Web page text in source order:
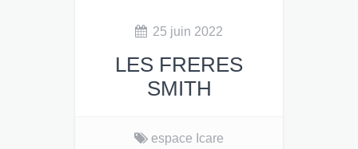
25 juin 2022
LES FRERES
SMITH
espace Icare